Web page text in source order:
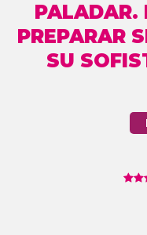
PALADAR.
PREPARAR
SU